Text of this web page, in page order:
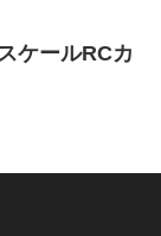
ケールRCカ